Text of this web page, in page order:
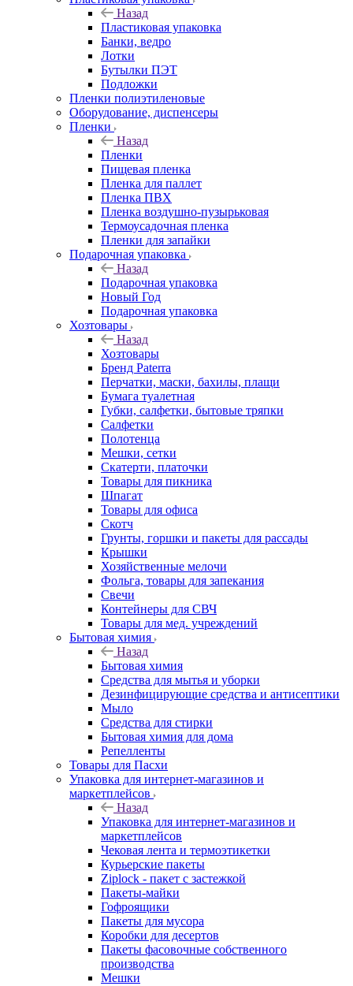
Назад
Пластиковая упаковка
Банки, ведро
Лотки
Бутылки ПЭТ
Подложки
Пленки полиэтиленовые
Оборудование, диспенсеры
Пленки
Назад
Пленки
Пищевая пленка
Пленка для паллет
Пленка ПВХ
Пленка воздушно-пузырьковая
Термоусадочная пленка
Пленки для запайки
Подарочная упаковка
Назад
Подарочная упаковка
Новый Год
Подарочная упаковка
Хозтовары
Назад
Хозтовары
Бренд Paterra
Перчатки, маски, бахилы, плащи
Бумага туалетная
Губки, салфетки, бытовые тряпки
Салфетки
Полотенца
Мешки, сетки
Скатерти, платочки
Товары для пикника
Шпагат
Товары для офиса
Скотч
Грунты, горшки и пакеты для рассады
Крышки
Хозяйственные мелочи
Фольга, товары для запекания
Свечи
Контейнеры для СВЧ
Товары для мед. учреждений
Бытовая химия
Назад
Бытовая химия
Средства для мытья и уборки
Дезинфицирующие средства и антисептики
Мыло
Средства для стирки
Бытовая химия для дома
Репелленты
Товары для Пасхи
Упаковка для интернет-магазинов и
маркетплейсов
Назад
Упаковка для интернет-магазинов и
маркетплейсов
Чековая лента и термоэтикетки
Курьерские пакеты
Ziplock - пакет с застежкой
Пакеты-майки
Гофроящики
Пакеты для мусора
Коробки для десертов
Пакеты фасовочные собственного
производства
Мешки